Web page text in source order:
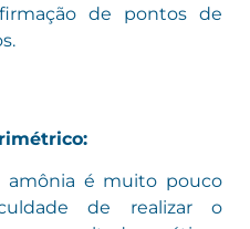
de pontos de
amônia é muito pouco
de realizar o